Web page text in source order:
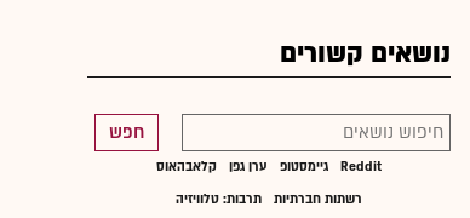
נושאים קשורים
חפש
Reddit גיימסטופ ערן גפן
קלאבהאוס
רשתות חברתיות
תרבות: טלוויזיה